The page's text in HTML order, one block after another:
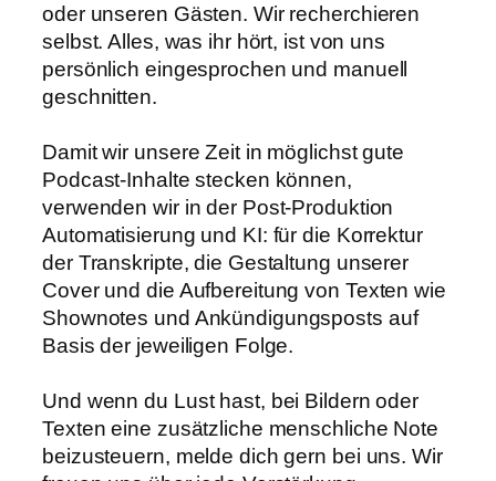
oder unseren Gästen. Wir recherchieren
selbst. Alles, was ihr hört, ist von uns
persönlich eingesprochen und manuell
geschnitten.
Damit wir unsere Zeit in möglichst gute
Podcast-Inhalte stecken können,
verwenden wir in der Post-Produktion
Automatisierung und KI: für die Korrektur
der Transkripte, die Gestaltung unserer
Cover und die Aufbereitung von Texten wie
Shownotes und Ankündigungsposts auf
Basis der jeweiligen Folge.
Und wenn du Lust hast, bei Bildern oder
Texten eine zusätzliche menschliche Note
beizusteuern, melde dich gern bei uns. Wir